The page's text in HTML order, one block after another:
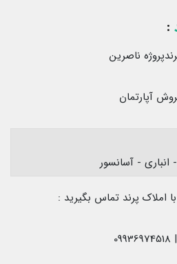
:
ناصرین
املاک پرند تماس بگیرید :